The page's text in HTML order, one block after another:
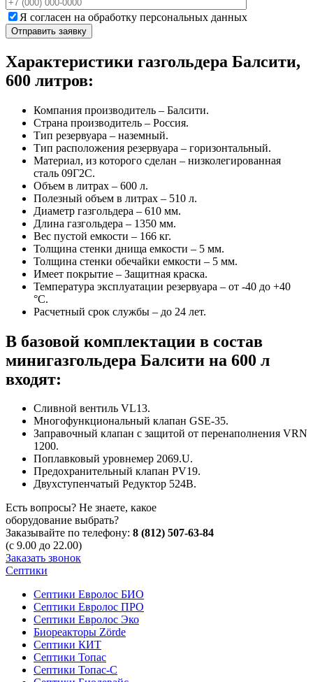
Я согласен на обработку персональных данных
Характеристики газгольдера Балсити,
600 литров:
Компания производитель – Балсити.
Страна производитель – Россия.
Тип резервуара – наземный.
Тип расположения резервуара – горизонтальный.
Материал, из которого сделан – низколегированная
сталь 09Г2С.
Объем в литрах – 600 л.
Полезный объем в литрах – 510 л.
Диаметр газгольдера – 610 мм.
Длина газгольдера – 1350 мм.
Вес пустой емкости – 166 кг.
Толщина стенки днища емкости – 5 мм.
Толщина стенки обечайки емкости – 5 мм.
Имеет покрытие – Защитная краска.
Температура эксплуатации резервуара – от -40 до +40
°C.
Расчетный срок службы – до 24 лет.
В базовой комплектации в состав
минигазгольдера Балсити на 600 л
входят:
Сливной вентиль VL13.
Многофункциональный клапан GSE-35.
Заправочный клапан с защитой от перенаполнения VRN
1200.
Поплавковый уровнемер 2069.U.
Предохранительный клапан PV19.
Двухступенчатый Редуктор 524B.
Есть вопросы? Не знаете, какое
оборудование выбрать?
Заказывайте по телефону: 8 (812) 507-63-84
(с 9.00 до 22.00)
Заказать звонок
Септики
Септики Евролос БИО
Септики Евролос ПРО
Септики Евролос Эко
Биореакторы Zörde
Септики КИТ
Септики Топас
Септики Топас-С